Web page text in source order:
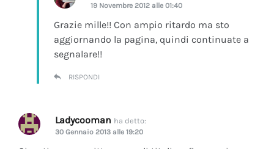
19 Novembre 2012 alle 01:40
Grazie mille!! Con ampio ritardo ma sto
aggiornando la pagina, quindi continuate a
segnalare!!
RISPONDI
Ladycooman ha detto:
30 Gennaio 2013 alle 19:20